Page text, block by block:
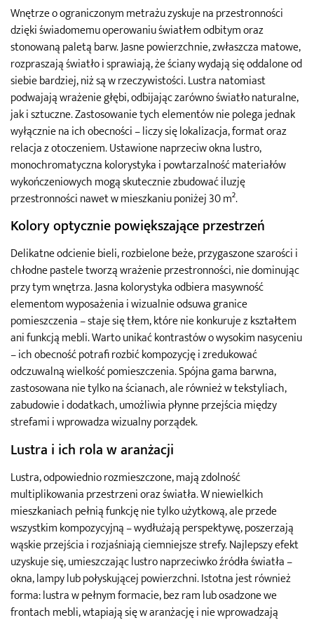
Wnętrze o ograniczonym metrażu zyskuje na przestronności
dzięki świadomemu operowaniu światłem odbitym oraz
stonowaną paletą barw. Jasne powierzchnie, zwłaszcza matowe,
rozpraszają światło i sprawiają, że ściany wydają się oddalone od
siebie bardziej, niż są w rzeczywistości. Lustra natomiast
podwajają wrażenie głębi, odbijając zarówno światło naturalne,
jak i sztuczne. Zastosowanie tych elementów nie polega jednak
wyłącznie na ich obecności – liczy się lokalizacja, format oraz
relacja z otoczeniem. Ustawione naprzeciw okna lustro,
monochromatyczna kolorystyka i powtarzalność materiałów
wykończeniowych mogą skutecznie zbudować iluzję
przestronności nawet w mieszkaniu poniżej 30 m².
Kolory optycznie powiększające przestrzeń
Delikatne odcienie bieli, rozbielone beże, przygaszone szarości i
chłodne pastele tworzą wrażenie przestronności, nie dominując
przy tym wnętrza. Jasna kolorystyka odbiera masywność
elementom wyposażenia i wizualnie odsuwa granice
pomieszczenia – staje się tłem, które nie konkuruje z kształtem
ani funkcją mebli. Warto unikać kontrastów o wysokim nasyceniu
– ich obecność potrafi rozbić kompozycję i zredukować
odczuwalną wielkość pomieszczenia. Spójna gama barwna,
zastosowana nie tylko na ścianach, ale również w tekstyliach,
zabudowie i dodatkach, umożliwia płynne przejścia między
strefami i wprowadza wizualny porządek.
Lustra i ich rola w aranżacji
Lustra, odpowiednio rozmieszczone, mają zdolność
multiplikowania przestrzeni oraz światła. W niewielkich
mieszkaniach pełnią funkcję nie tylko użytkową, ale przede
wszystkim kompozycyjną – wydłużają perspektywę, poszerzają
wąskie przejścia i rozjaśniają ciemniejsze strefy. Najlepszy efekt
uzyskuje się, umieszczając lustro naprzeciwko źródła światła –
okna, lampy lub połyskującej powierzchni. Istotna jest również
forma: lustra w pełnym formacie, bez ram lub osadzone we
frontach mebli, wtapiają się w aranżację i nie wprowadzają